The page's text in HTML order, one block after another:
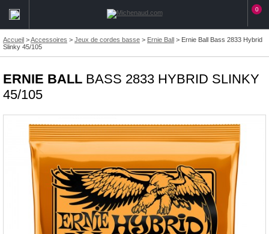
0
Accueil >Accessoires > Jeux de cordes basse > Ernie Ball > Ernie Ball Bass 2833 Hybrid
Slinky 45/105
ERNIE BALL BASS 2833 HYBRID SLINKY
45/105